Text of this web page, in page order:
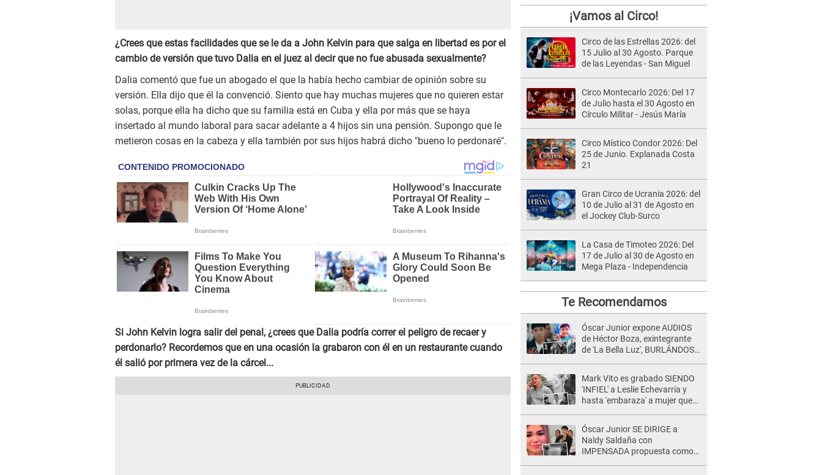
¿Crees que estas facilidades que se le da a John Kelvin para que salga en libertad es por el
cambio de versión que tuvo Dalia en el juez al decir que no fue abusada sexualmente?
Dalia comentó que fue un abogado el que la había hecho cambiar de opinión sobre su
versión. Ella dijo que él la convenció. Siento que hay muchas mujeres que no quieren estar
solas, porque ella ha dicho que su familia está en Cuba y ella por más que se haya
insertado al mundo laboral para sacar adelante a 4 hijos sin una pensión. Supongo que le
metieron cosas en la cabeza y ella también por sus hijos habrá dicho "bueno lo perdonaré".
Si John Kelvin logra salir del penal, ¿crees que Dalia podría correr el peligro de recaer y
perdonarlo? Recordemos que en una ocasión la grabaron con él en un restaurante cuando
él salió por primera vez de la cárcel...
¡Vamos al Circo!
Circo de las Estrellas 2026: del
15 Julio al 30 Agosto. Parque
de las Leyendas - San Miguel
Circo Montecarlo 2026: Del 17
de Julio hasta el 30 Agosto en
Círculo Militar - Jesús María
Circo Místico Condor 2026: Del
25 de Junio. Explanada Costa
21
Gran Circo de Ucrania 2026: del
10 de Julio al 31 de Agosto en
el Jockey Club-Surco
La Casa de Timoteo 2026: Del
17 de Julio al 30 de Agosto en
Mega Plaza - Independencia
Te Recomendamos
Óscar Junior expone AUDIOS
de Héctor Boza, exintegrante
de 'La Bella Luz', BURLÁNDOSE
Mark Vito es grabado SIENDO
'INFIEL' a Leslie Echevarría y
hasta 'embaraza' a mujer que
desgraciado! "
Óscar Junior SE DIRIGE a
Naldy Saldaña con
IMPENSADA propuesta como